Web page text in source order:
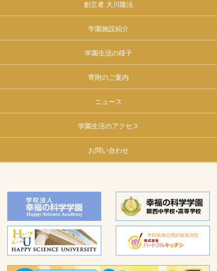
創立者 大川隆法
学園施設紹介
学園生活の様子
寄附のご案内
ニュース
学園生活のアクセス
お問い合わせ